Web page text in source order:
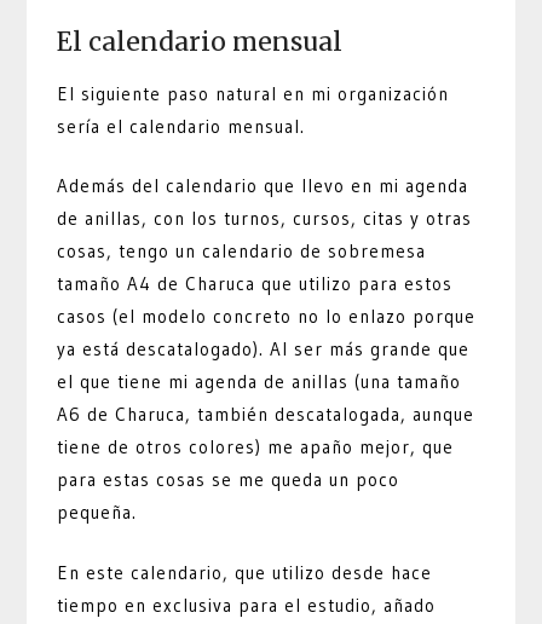
El calendario mensual
El siguiente paso natural en mi organización
sería el calendario mensual.
Además del calendario que llevo en mi agenda
de anillas, con los turnos, cursos, citas y otras
cosas, tengo un calendario de sobremesa
tamaño A4 de Charuca que utilizo para estos
casos (el modelo concreto no lo enlazo porque
ya está descatalogado). Al ser más grande que
el que tiene mi agenda de anillas (una tamaño
A6 de Charuca, también descatalogada, aunque
tiene de otros colores) me apaño mejor, que
para estas cosas se me queda un poco
pequeña.
En este calendario, que utilizo desde hace
tiempo en exclusiva para el estudio, añado